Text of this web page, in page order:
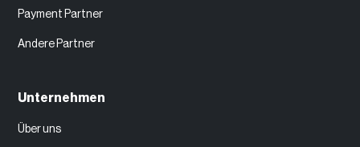
Payment Partner
Andere Partner
Unternehmen
Über uns